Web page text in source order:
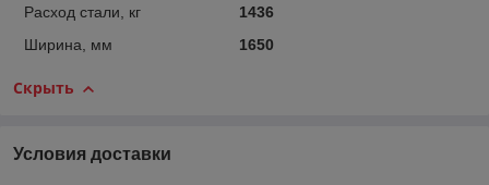
Расход стали, кг
1436
Ширина, мм
1650
Скрыть
Условия доставки